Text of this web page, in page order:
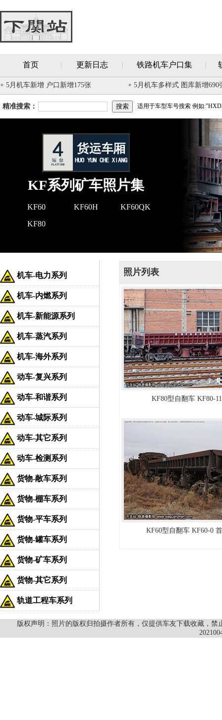
首页 更新日志 铁路机车户口集
+ 5月机车新增 户口新增175张 + 5月机车多样式 图库新增690
精准搜索： 适用于车型车号搜索 例如
KF系列矿车照片集
KF60 KF60H
KF60QK
KF80
机车-电力系列
机车-内燃系列
机车-新能源系列
机车-蒸汽系列
机车-海外系列
动车-复兴系列
动车-和谐系列
动车-城际系列
动车-其它系列
动车-检测系列
货物-敞车系列
货物-棚车系列
货物-平车系列
货物-罐车系列
货物-矿车系列
货物-其它系列
轨道工程车系列
照片列表
KF80型自翻车 KF80-
KF60型自翻车 KF60-0
版权声明：照片的版权归拍摄作者所有，仅提供车友下载收藏，